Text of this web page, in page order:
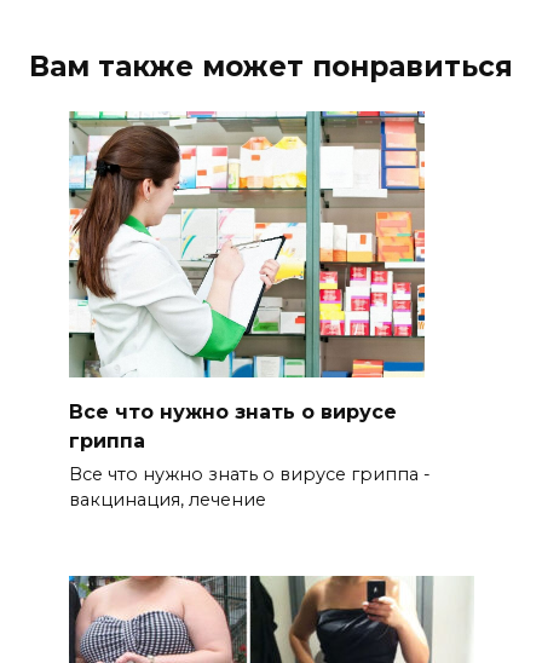
Вам также может понравиться
Все что нужно знать о вирусе
гриппа
Все что нужно знать о вирусе гриппа -
вакцинация, лечение